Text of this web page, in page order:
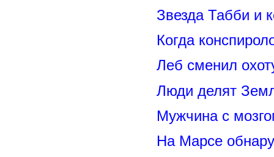
Звезда Табби и
Когда
Леб сменил
Люди делят
Мужчина с
На Марсе